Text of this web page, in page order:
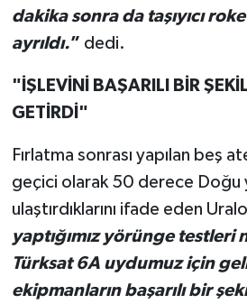
dakika sonra da taşıyıcı
ayrıldı.” dedi.
"İŞLEVİNİ BAŞARILI BİR
GETİRDİ"
Fırlatma sonrası yapılan beş
geçici olarak 50 derece Doğu
ulaştırdıklarını ifade eden
yaptığımız yörünge testleri
Türksat 6A uydumuz için
ekipmanların başarılı bir